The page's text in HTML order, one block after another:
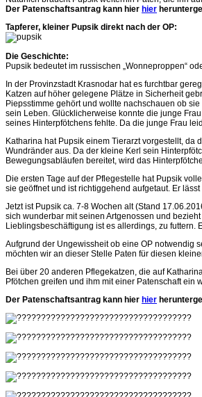
Der Patenschaftsantrag kann hier hier
Tapferer, kleiner Pupsik direkt nach der OP:
Die Geschichte:
Pupsik bedeutet im russischen „Wonneproppen“
In der Provinzstadt Krasnodar hat es furchtbar
Katzen auf höher gelegene Plätze in Sicherheit
Piepsstimme gehört und wollte nachschauen ob
sein Leben. Glücklicherweise konnte die junge
seines Hinterpfötchens fehlte. Da die junge Frau
Katharina hat Pupsik einem Tierarzt vorgestellt,
Wundränder aus. Da der kleine Kerl sein
Bewegungsabläufen bereitet, wird das
Die ersten Tage auf der Pflegestelle hat Pupsik
sie geöffnet und ist richtiggehend aufgetaut. Er
Jetzt ist Pupsik ca. 7-8 Wochen alt (Stand
sich wunderbar mit seinen Artgenossen und
Lieblingsbeschäftigung ist es allerdings, zu futtern.
Aufgrund der Ungewissheit ob eine OP notwendig
möchten wir an dieser Stelle Paten für diesen
Bei über 20 anderen Pflegekatzen, die auf
Pfötchen greifen und ihm mit einer Patenschaft
Der Patenschaftsantrag kann hier hier